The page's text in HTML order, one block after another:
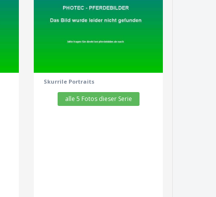
zeige alle 5 Fotos
Skurrile Portraits
alle 5 Fotos dieser Serie